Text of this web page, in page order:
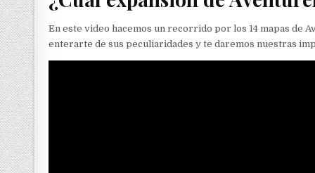
En este video hacemos un recorrido por los 14 mapas de
enterarte de sus peculiaridades y te daremos nuestras